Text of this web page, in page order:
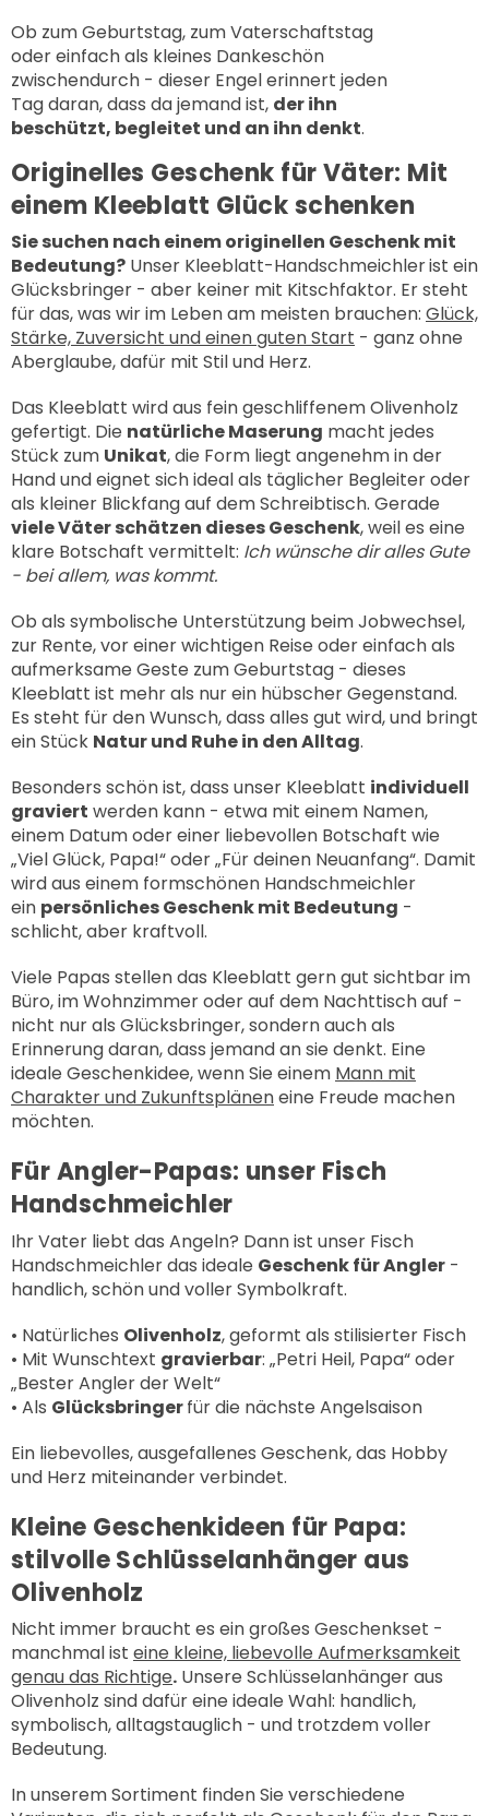
Ob zum Geburtstag, zum Vaterschaftstag
oder einfach als kleines Dankeschön
zwischendurch - dieser Engel erinnert jeden
Tag daran, dass da jemand ist, der ihn
beschützt, begleitet und an ihn denkt.
Originelles Geschenk für Väter: Mit
einem Kleeblatt Glück schenken
Sie suchen nach einem originellen Geschenk mit
Bedeutung? Unser Kleeblatt-Handschmeichlerist ein
Glücksbringer - aber keiner mit Kitschfaktor. Er steht
für das, was wir im Leben am meisten brauchen: Glück,
Stärke, Zuversicht und einen guten Start - ganz ohne
Aberglaube, dafür mit Stil und Herz.
Das Kleeblatt wird aus fein geschliffenem Olivenholz
gefertigt. Die natürliche Maserung macht jedes
Stück zum Unikat, die Form liegt angenehm in der
Hand und eignet sich ideal als täglicher Begleiter oder
als kleiner Blickfang auf dem Schreibtisch. Gerade
viele Väter schätzen dieses Geschenk, weil es eine
klare Botschaft vermittelt: Ich wünsche dir alles Gute
- bei allem, was kommt.
Ob als symbolische Unterstützung beim Jobwechsel,
zur Rente, vor einer wichtigen Reise oder einfach als
aufmerksame Geste zum Geburtstag - dieses
Kleeblatt ist mehr als nur ein hübscher Gegenstand.
Es steht für den Wunsch, dass alles gut wird, und bringt
ein Stück Natur und Ruhe in den Alltag.
Besonders schön ist, dass unser Kleeblatt individuell
graviert werden kann - etwa mit einem Namen,
einem Datum oder einer liebevollen Botschaft wie
„Viel Glück, Papa!“ oder „Für deinen Neuanfang“. Damit
wird aus einem formschönen Handschmeichler
ein persönliches Geschenk mit Bedeutung -
schlicht, aber kraftvoll.
Viele Papas stellen das Kleeblatt gern gut sichtbar im
Büro, im Wohnzimmer oder auf dem Nachttisch auf -
nicht nur als Glücksbringer, sondern auch als
Erinnerung daran, dass jemand an sie denkt. Eine
ideale Geschenkidee, wenn Sie einem Mann mit
Charakter und Zukunftspläneneine Freude machen
möchten.
Für Angler-Papas: unser Fisch
Handschmeichler
Ihr Vater liebt das Angeln? Dann ist unser Fisch
Handschmeichlerdas ideale Geschenk für Angler -
handlich, schön und voller Symbolkraft.
• Natürliches Olivenholz, geformt als stilisierter Fisch
• Mit Wunschtext gravierbar: „Petri Heil, Papa“ oder
„Bester Angler der Welt“
• Als Glücksbringerfür die nächste Angelsaison
Ein liebevolles, ausgefallenes Geschenk, das Hobby
und Herz miteinander verbindet.
Kleine Geschenkideen für Papa:
stilvolle Schlüsselanhänger aus
Olivenholz
Nicht immer braucht es ein großes Geschenkset -
manchmal ist eine kleine, liebevolle Aufmerksamkeit
genau das Richtige. Unsere Schlüsselanhänger aus
Olivenholz sind dafür eine ideale Wahl: handlich,
symbolisch, alltagstauglich - und trotzdem voller
Bedeutung.
In unserem Sortiment finden Sie verschiedene